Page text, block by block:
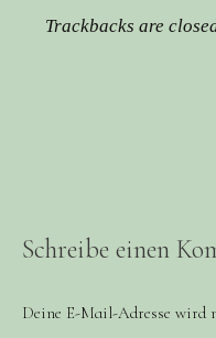
Trackbacks are
Schreibe einen
Deine E-Mail-Adresse wird